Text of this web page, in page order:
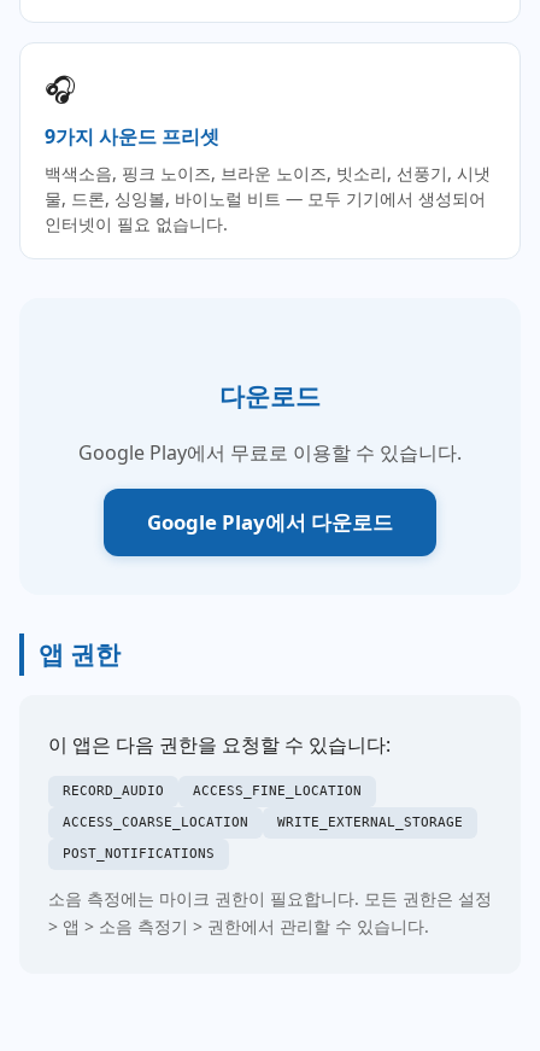
🎧
9가지 사운드 프리셋
백색소음, 핑크 노이즈, 브라운 노이즈, 빗소리, 선풍기, 시냇
물, 드론, 싱잉볼, 바이노럴 비트 — 모두 기기에서 생성되어
인터넷이 필요 없습니다.
다운로드
Google Play에서 무료로 이용할 수 있습니다.
Google Play에서 다운로드
앱 권한
이 앱은 다음 권한을 요청할 수 있습니다:
RECORD_AUDIO
ACCESS_FINE_LOCATION
ACCESS_COARSE_LOCATION
WRITE_EXTERNAL_STORAGE
POST_NOTIFICATIONS
소음 측정에는 마이크 권한이 필요합니다. 모든 권한은 설정
> 앱 > 소음 측정기 > 권한에서 관리할 수 있습니다.